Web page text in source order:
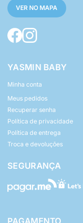
VER NO MAPA
YASMIN BABY
Minha conta
Meus pedidos
Recuperar senha
Política de privacidade
Política de entrega
Troca e devoluções
SEGURANÇA
PAGAMENTO